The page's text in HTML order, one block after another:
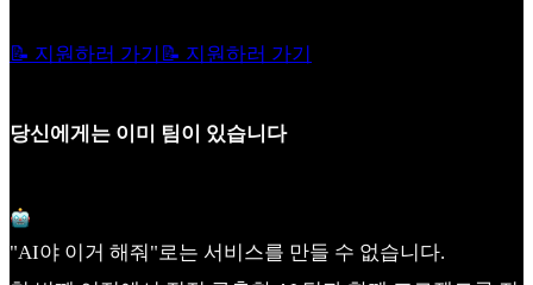
📝 지원하러 가기 📝 지원하러 가기
당신에게는 이미 팀이 있습니다
"AI야 이거 해줘"로는 서비스를 만들 수 없습니다.